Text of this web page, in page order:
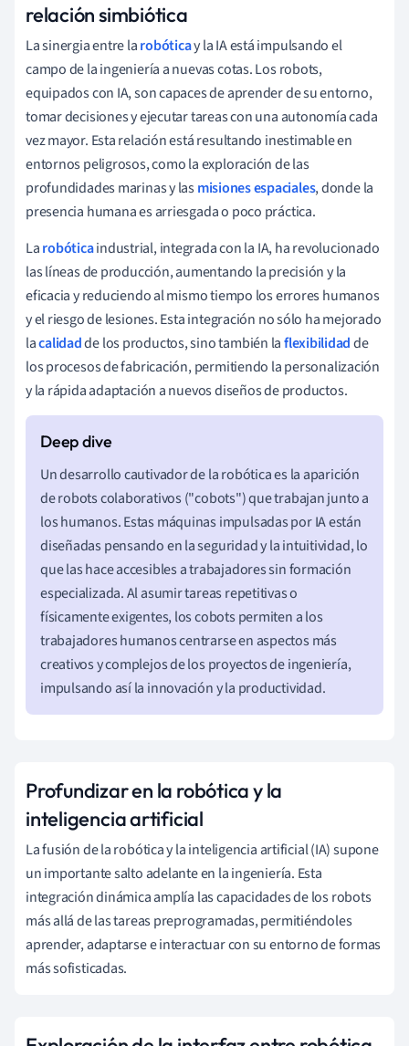
relación simbiótica
La sinergia entre larobóticay la IA está impulsando el
campo de la ingeniería a nuevas cotas. Los robots,
equipados con IA, son capaces de aprender de su entorno,
tomar decisiones y ejecutar tareas con una autonomía cada
vez mayor. Esta relación está resultando inestimable en
entornos peligrosos, como la exploración de las
profundidades marinas y lasmisiones espaciales, donde la
presencia humana es arriesgada o poco práctica.
Larobóticaindustrial, integrada con la IA, ha revolucionado
las líneas de producción, aumentando la precisión y la
eficacia y reduciendo al mismo tiempo los errores humanos
y el riesgo de lesiones. Esta integración no sólo ha mejorado
lacalidadde los productos, sino también laflexibilidadde
los procesos de fabricación, permitiendo la personalización
y la rápida adaptación a nuevos diseños de productos.
Un desarrollo cautivador de la robótica es la aparición
de robots colaborativos ("cobots") que trabajan junto a
los humanos. Estas máquinas impulsadas por IA están
diseñadas pensando en la seguridad y la intuitividad, lo
que las hace accesibles a trabajadores sin formación
especializada. Al asumir tareas repetitivas o
físicamente exigentes, los cobots permiten a los
trabajadores humanos centrarse en aspectos más
creativos y complejos de los proyectos de ingeniería,
impulsando así la innovación y la productividad.
Profundizar en la robótica y la
inteligencia artificial
La fusión de la robótica y la inteligencia artificial (IA) supone
un importante salto adelante en la ingeniería. Esta
integración dinámica amplía las capacidades de los robots
más allá de las tareas preprogramadas, permitiéndoles
aprender, adaptarse e interactuar con su entorno de formas
más sofisticadas.